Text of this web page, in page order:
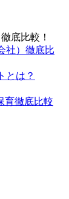
底比較！
社）徹底比
とは？
育徹底比較